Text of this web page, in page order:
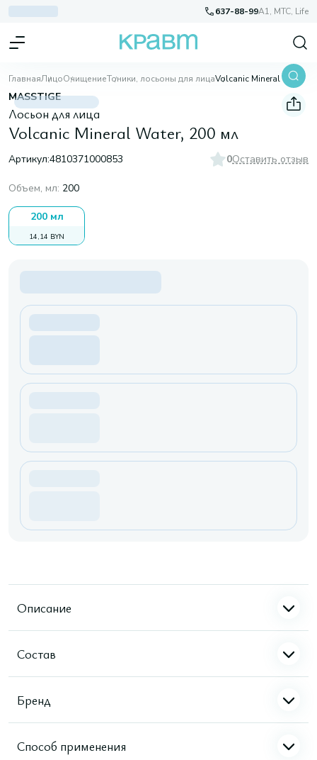
637-88-99A1, МТС, Life
ГлавнаяЛицоОчищениеТоники, лосьоны для лица Volcanic Mineral Water, 200 мл
MASSTIGE
Лосьон для лица
Volcanic Mineral Water, 200 мл
Артикул:4810371000853 0Оставить отзыв
Объем, мл: 200
200 мл
14,14 BYN
Описание
Состав
Бренд
Способ применения